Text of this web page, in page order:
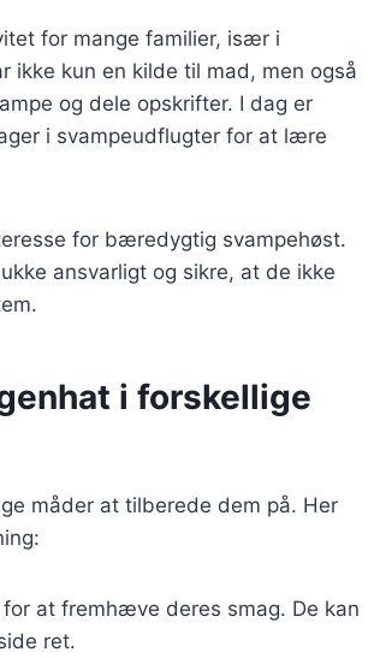
for mange familier, især i
ikke kun en kilde til mad, men også
og dele opskrifter. I dag er
i svampeudflugter for at lære
for bæredygtig svampehøst.
ansvarligt og sikre, at de ikke
i forskellige
måder at tilberede dem på. Her
at fremhæve deres smag. De kan
ret.